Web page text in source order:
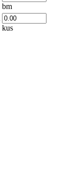
bm
kus